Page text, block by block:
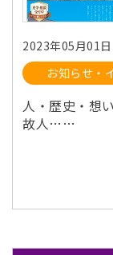
2023年05月01日
お知らせ・
人・歴史・想
故人……